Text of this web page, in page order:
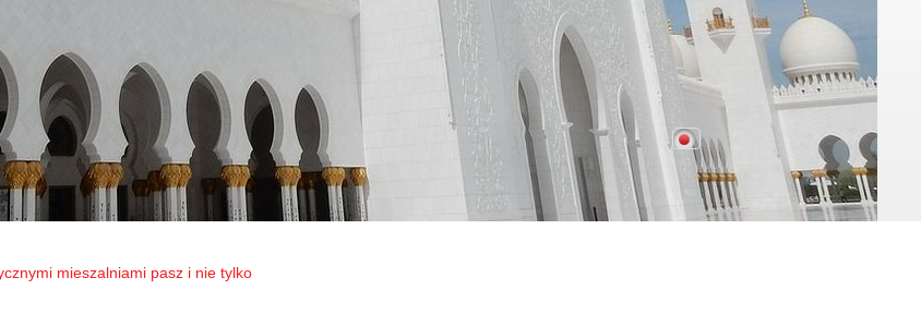
mieszalniami pasz i nie tylko